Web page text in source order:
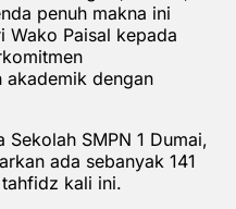
penuh makna ini
Wako Paisal kepada
akademik dengan
SMPN 1 Dumai,
ada sebanyak 141
kali ini.